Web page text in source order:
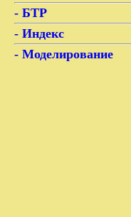
- БТР
- Индекс
- Моделирование